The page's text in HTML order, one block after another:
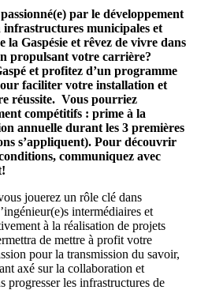
par le développement
infrastructures municipales et
la Gaspésie et rêvez de vivre dans
propulsant votre carrière?
et profitez d’un programme
faciliter votre installation et
réussite. Vous pourriez
compétitifs : prime à la
annuelle durant les 3 premières
s’appliquent). Pour découvrir
communiquez avec
jouerez un rôle clé dans
intermédiaires et
à la réalisation de projets
de mettre à profit votre
pour la transmission du savoir,
axé sur la collaboration et
progresser les infrastructures de